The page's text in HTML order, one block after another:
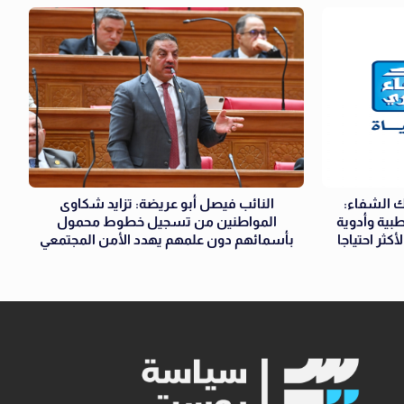
الشفاء:
وأدوية
احتياجا
النائب فيصل أبو عريضة: تزايد شكاوى
المواطنين من تسجيل خطوط محمول
بأسمائهم دون علمهم يهدد الأمن المجتمعي